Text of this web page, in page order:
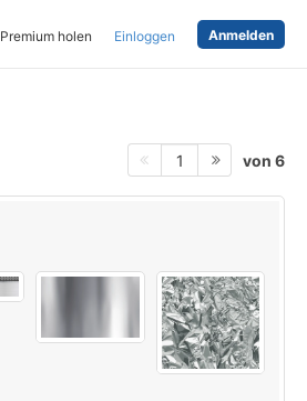
Premium holen Einloggen Anmelden
1 von 6